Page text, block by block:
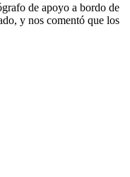
de apoyo a bordo de
y nos comentó que los